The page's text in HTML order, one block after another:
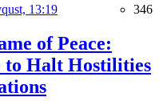
13:19 346
of Peace:
to Halt Hostilities